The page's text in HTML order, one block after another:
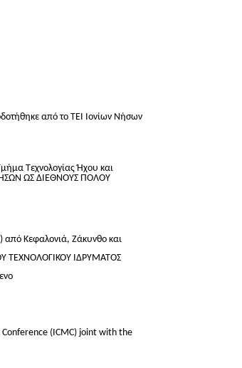
από το ΤΕΙ Ιονίων Νήσων
Τεχνολογίας Ήχου και
ΩΣ ΔΙΕΘΝΟΥΣ ΠΟΛΟΥ
Κεφαλονιά, Ζάκυνθο και
ΤΕΧΝΟΛΟΓΙΚΟΥ ΙΔΡΥΜΑΤΟΣ
(ICMC) joint with the